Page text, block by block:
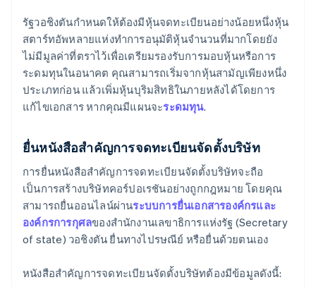
รัฐวอชิงตันกำหนดให้ต้องมีหุ้นจดทะเบียนอย่างน้อยหนึ่งหุ้น
สตาร์ทอัพหลายแห่งทำการอนุมัติหุ้นจำนวนที่มากโดยยัง
ไม่มีมูลค่าที่ตราไว้เพื่อเตรียมรองรับการมอบหุ้นหรือการ
ระดมทุนในอนาคต คุณสามารถเริ่มจากหุ้นสามัญเพียงหนึ่ง
ประเภทก่อน แล้วเพิ่มหุ้นบุริมสิทธิในภายหลังได้โดยการ
แก้ไขเอกสาร หากคุณมีแผนจะระดมทุน.
ยื่นหนังสือสำคัญการจดทะเบียนจัดตั้งบริษัท
การยื่นหนังสือสำคัญการจดทะเบียนจัดตั้งบริษัทจะถือ
เป็นการสร้างบริษัทคอร์ปอเรชันอย่างถูกกฎหมาย โดยคุณ
สามารถยื่นออนไลน์ผ่านระบบการยื่นเอกสารองค์กรและ
องค์กรการกุศลของสำนักงานเลขาธิการแห่งรัฐ (Secretary
of state) วอชิงตัน ยื่นทางไปรษณีย์ หรือยื่นด้วยตนเอง
หนังสือสำคัญการจดทะเบียนจัดตั้งบริษัทต้องมีข้อมูลดังนี้: